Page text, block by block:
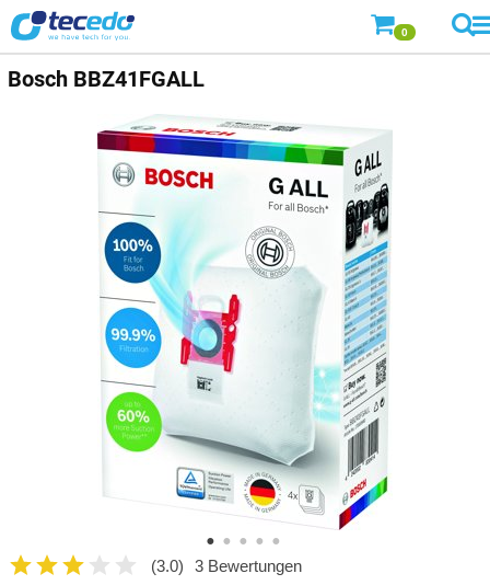
0
Bosch BBZ41FGALL
(3.0) 3 Bewertungen